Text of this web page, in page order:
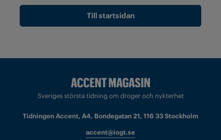
Till startsidan
Sveriges största tidning om droger och nykterhet
Tidningen Accent, A4, Bondegatan 21, 116 33 Stockholm
accent@iogt.se